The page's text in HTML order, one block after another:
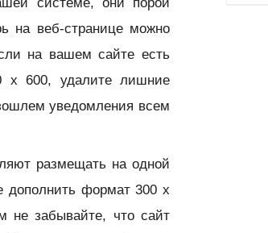
на веб-странице можно
на вашем сайте есть
x 600, удалите лишние
уведомления всем
размещать на одной
дополнить формат 300 x
не забывайте, что сайт